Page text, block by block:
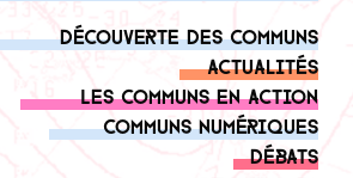
Découverte des communs
Actualités
Les communs en action
Communs numériques
Débats